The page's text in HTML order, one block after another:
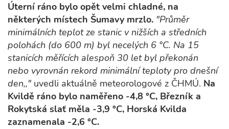
Úterní ráno bylo opět velmi chladné, na
některých místech Šumavy mrzlo. "Průměr
minimálních teplot ze stanic v nižších a středních
polohách (do 600 m) byl necelých 6 °C. Na 15
stanicích měřících alespoň 30 let byl překonán
nebo vyrovnán rekord minimální teploty pro dnešní
den,," uvedli aktuálně meteorologové z ČHMÚ. Na
Kvildě ráno bylo naměřeno -4,8 °C, Březník a
Rokytská slať měla -3,9 °C, Horská Kvilda
zaznamenala -2,6 °C.